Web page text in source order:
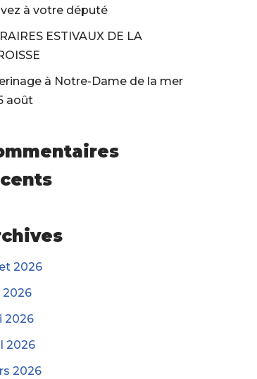
à votre député
ESTIVAUX DE LA
à Notre-Dame de la mer
août
2026
2026
2026
2026
2026